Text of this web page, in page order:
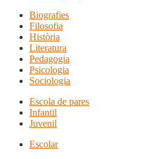
Biografies
Filosofia
Història
Literatura
Pedagogia
Psicologia
Sociologia
Escola de pares
Infantil
Juvenil
Escolar